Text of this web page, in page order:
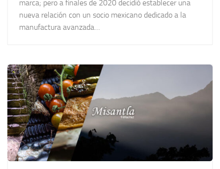
marca; pero a finales de 2020 decidió establecer una
nueva relación con un socio mexicano dedicado a la
manufactura avanzada…